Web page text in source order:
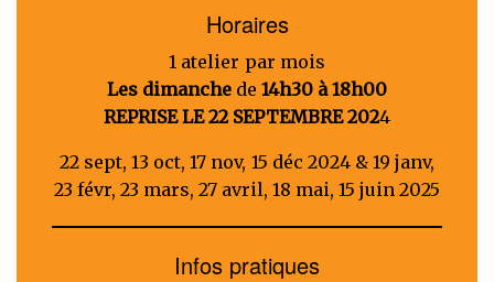
Horaires
1 atelier par mois
Les dimanchede14h30 à 18h00
REPRISE LE 22 SEPTEMBRE 2024
22 sept, 13 oct, 17 nov, 15 déc 2024 & 19 janv,
23 févr, 23 mars, 27 avril, 18 mai, 15 juin 2025
Infos pratiques